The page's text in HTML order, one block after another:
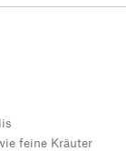
feine Kräuter